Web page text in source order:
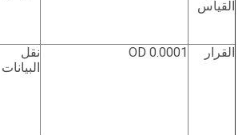
القياس
القرار
0.0001 OD
نقل
البيانات